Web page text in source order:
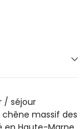
/ séjour
massif des